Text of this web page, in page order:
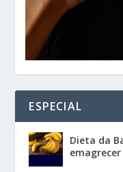
ESPECIAL
Dieta da